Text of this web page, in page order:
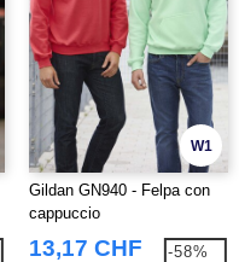
W1
Gildan GN940 - Felpa con
cappuccio
13,17 CHF -58%